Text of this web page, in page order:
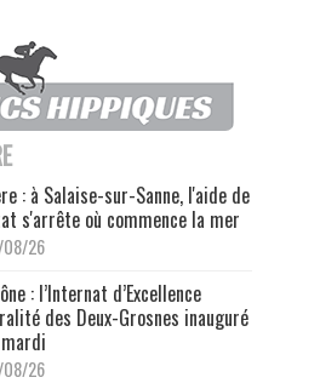
: à Salaise-sur-Sanne, l'aide de
s'arrête où commence la mer
26
: l’Internat d’Excellence
des Deux-Grosnes inauguré
26